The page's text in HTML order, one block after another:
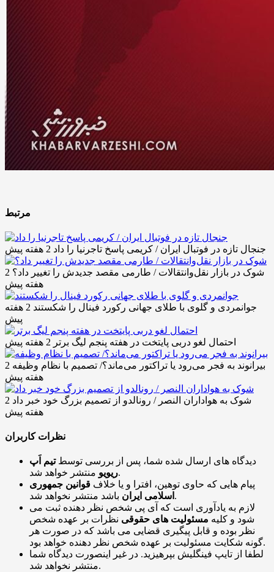
مرتبط
جنجال تازه در فوتبال ایران / کریمی پاسخ تاجرنیا را داد 2 هفته پیش
شوک در بازار نقل‌وانتقالات / طارمی مقصد جدیدش را تغییر داد؟ 2
هفته پیش
جوانمردی و گلوی با طلای جهانی رکورد فینال را شکستند
2 هفته
پیش
احتمال لغو دربی پایتخت در هفته پنجم لیگ برتر 2 هفته پیش
بیرانوند به فجر می‌رود یا تراکتور می‌ماند؟/ تصمیم با نظام وظیفه 2
هفته پیش
شوک به هواداران النصر / رونالدو از تصمیم بزرگ خود خبر داد 2
هفته پیش
نظرات کاربران
دیدگاه های ارسال شده شما، پس از بررسی توسطتیم اَپ
ریویومنتشر خواهد شد.
پیام هایی که حاوی توهین، افترا و یا خلاف قوانین جمهوری
اسلامی ایران باشد منتشر نخواهد شد.
لازم به یادآوری است که آی پی شخص نظر دهنده ثبت می
شود و کلیه مسئولیت های حقوقی نظرات بر عهده شخص
نظر بوده و قابل پیگیری قضایی می باشد که در صورت هر
گونه شکایت مسئولیت بر عهده شخص نظر دهنده خواهد بود.
لطفا از تایپ فینگلیش بپرهیزید. در غیر اینصورت دیدگاه شما
منتشر نخواهد شد.